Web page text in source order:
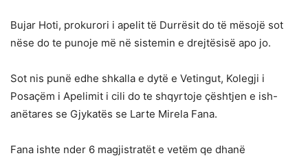
Bujar Hoti, prokurori i apelit të Durrësit do të mësojë sot
nëse do te punoje më në sistemin e drejtësisë apo jo.
Sot nis punë edhe shkalla e dytë e Vetingut, Kolegji i
Posaçëm i Apelimit i cili do te shqyrtoje çështjen e ish-
anëtares se Gjykatës se Larte Mirela Fana.
Fana ishte nder 6 magjistratët e vetëm qe dhanë